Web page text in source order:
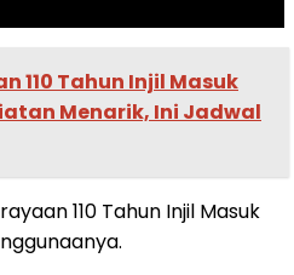
110 Tahun Injil Masuk
Menarik, Ini Jadwal
110 Tahun Injil Masuk